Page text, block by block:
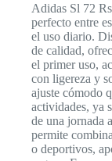
Adidas Sl 72
perfecto entre
el uso diario.
de calidad,
el primer uso,
con ligereza y
ajuste cómodo
actividades, ya
de una jornada
permite
o deportivos,